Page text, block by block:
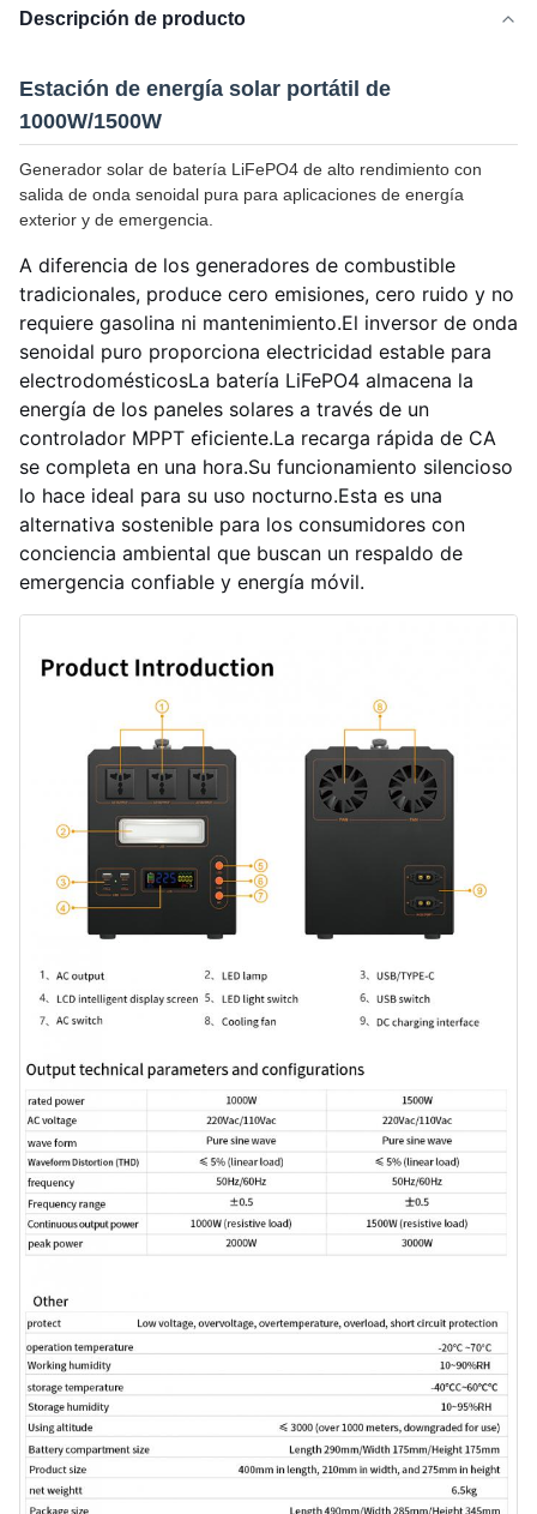
Descripción de producto
Estación de energía solar portátil de
1000W/1500W
Generador solar de batería LiFePO4 de alto rendimiento con
salida de onda senoidal pura para aplicaciones de energía
exterior y de emergencia.
A diferencia de los generadores de combustible
tradicionales, produce cero emisiones, cero ruido y no
requiere gasolina ni mantenimiento.El inversor de onda
senoidal puro proporciona electricidad estable para
electrodomésticosLa batería LiFePO4 almacena la
energía de los paneles solares a través de un
controlador MPPT eficiente.La recarga rápida de CA
se completa en una hora.Su funcionamiento silencioso
lo hace ideal para su uso nocturno.Esta es una
alternativa sostenible para los consumidores con
conciencia ambiental que buscan un respaldo de
emergencia confiable y energía móvil.